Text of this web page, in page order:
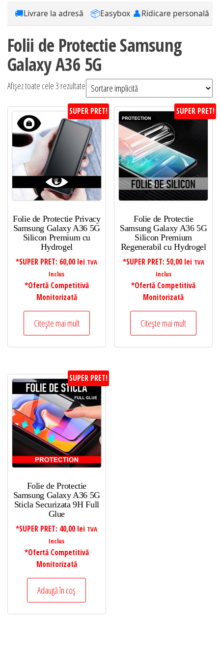
🚚Livrare la adresă 📦Easybox 👤Ridicare personală
Folii de Protectie Samsung
Galaxy A36 5G
Afișez toate cele 3 rezultate
SUPER PRET!
Folie de Protectie Privacy
Samsung Galaxy A36 5G
Silicon Premium cu
Hydrogel
*SUPER PRET: 60,00 lei TVA
Inclus
*Ofertă Competitivă
Monitorizată
Citește mai mult
SUPER PRET!
Folie de Protectie
Samsung Galaxy A36 5G
Silicon Premium
Regenerabil cu Hydrogel
*SUPER PRET: 50,00 lei TVA
Inclus
*Ofertă Competitivă
Monitorizată
Citește mai mult
SUPER PRET!
Folie de Protectie
Samsung Galaxy A36 5G
Sticla Securizata 9H Full
Glue
*SUPER PRET: 40,00 lei TVA
Inclus
*Ofertă Competitivă
Monitorizată
Adaugă în coș